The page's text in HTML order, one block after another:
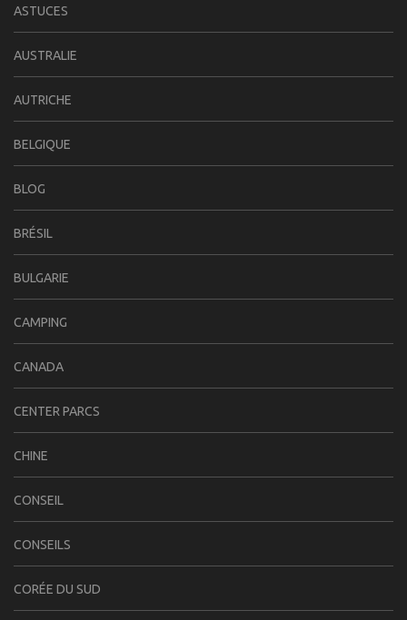
ASTUCES
AUSTRALIE
AUTRICHE
BELGIQUE
BLOG
BRÉSIL
BULGARIE
CAMPING
CANADA
CENTER PARCS
CHINE
CONSEIL
CONSEILS
CORÉE DU SUD